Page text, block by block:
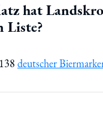
hat
Liste?
deutscher